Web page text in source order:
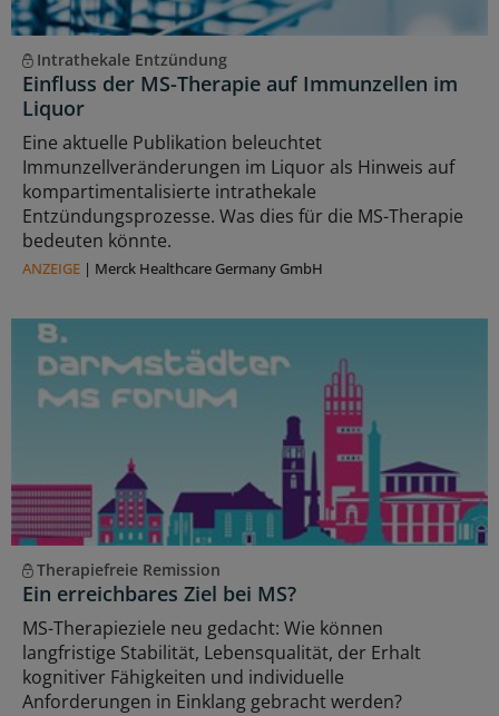
Intrathekale Entzündung
Einfluss der MS-Therapie auf Immunzellen im
Liquor
Eine aktuelle Publikation beleuchtet
Immunzellveränderungen im Liquor als Hinweis auf
kompartimentalisierte intrathekale
Entzündungsprozesse. Was dies für die MS-Therapie
bedeuten könnte.
ANZEIGE | Merck Healthcare Germany GmbH
Therapiefreie Remission
Ein erreichbares Ziel bei MS?
MS-Therapieziele neu gedacht: Wie können
langfristige Stabilität, Lebensqualität, der Erhalt
kognitiver Fähigkeiten und individuelle
Anforderungen in Einklang gebracht werden?